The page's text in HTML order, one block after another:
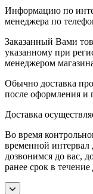
Информацию по
менеджера по
Заказанный Вами
указанному при
менеджером
Обычно доставка
после оформления и
Доставка
Во время
временной интервал
дозвонимся до вас,
ранее срок в течение